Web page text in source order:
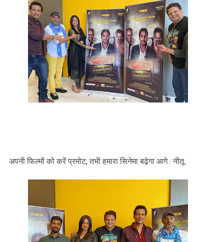
अपनी फिल्मों को करें प्रमोट, तभी हमारा सिनेमा बढ़ेगा आगे : नीतू